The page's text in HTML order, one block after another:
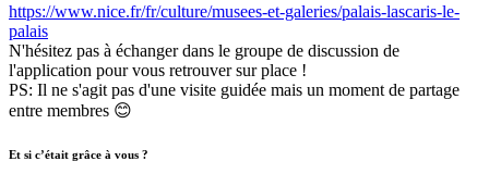
https://www.nice.fr/fr/culture/musees-et-galeries/palais-lascaris-le-
palais
N'hésitez pas à échanger dans le groupe de discussion de
l'application pour vous retrouver sur place !
PS: Il ne s'agit pas d'une visite guidée mais un moment de partage
entre membres 😊
Et si c’était grâce à vous ?